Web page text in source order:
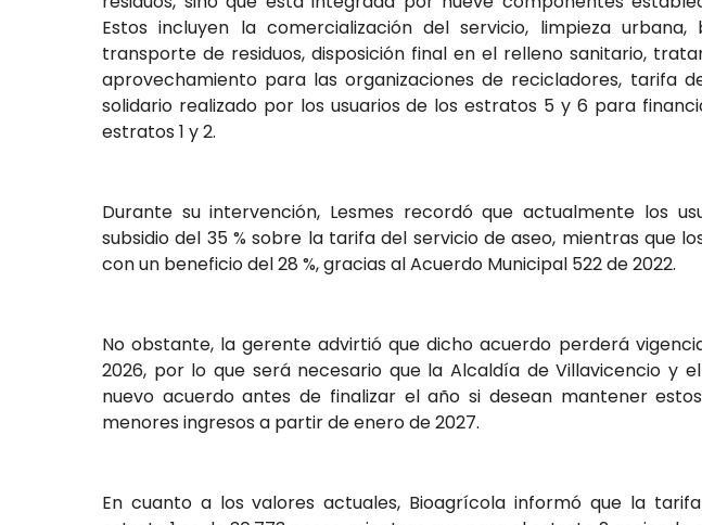
Estos incluyen la comercialización del servicio, limpieza
transporte de residuos, disposición final en el relleno sanitario,
aprovechamiento para las organizaciones de recicladores, tarifa
solidario realizado por los usuarios de los estratos 5 y 6 para
estratos 1 y 2.
Durante su intervención, Lesmes recordó que actualmente los
subsidio del 35 % sobre la tarifa del servicio de aseo, mientras que
con un beneficio del 28 %, gracias al Acuerdo Municipal 522 de 2022.
No obstante, la gerente advirtió que dicho acuerdo perderá
2026, por lo que será necesario que la Alcaldía de Villavicencio y
nuevo acuerdo antes de finalizar el año si desean mantener
menores ingresos a partir de enero de 2027.
En cuanto a los valores actuales, Bioagrícola informó que la